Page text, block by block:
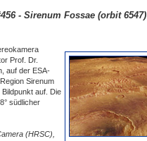
- Sirenum Fossae (orbit 6547)
Prof. Dr.
auf der ESA-
Sirenum
auf. Die
südlicher
(HRSC),